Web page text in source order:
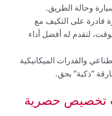
وحالة الطريق.
قادرة على التكيف مع
لتقدم له أفضل أداء
والقدرات الميكانيكية
“ذكية” بحق.
تخصيص حصرية